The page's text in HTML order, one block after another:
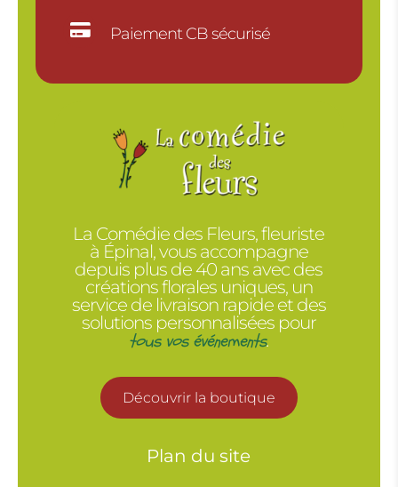
 Paiement CB sécurisé
La Comédie des Fleurs, fleuriste
à Épinal, vous accompagne
depuis plus de 40 ans avec des
créations florales uniques, un
service de livraison rapide et des
solutions personnalisées pour
tous vos événements.
Découvrir la boutique
Plan du site